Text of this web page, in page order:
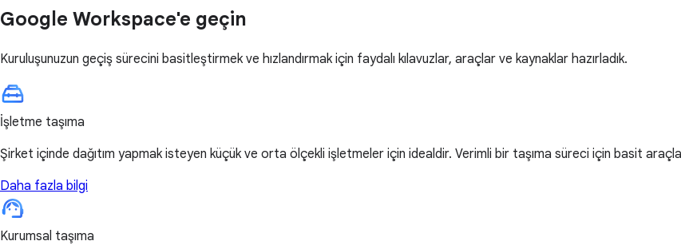
Google Workspace'e geçin
Kuruluşunuzun geçiş sürecini basitleştirmek ve hızlandırmak için faydalı kılavuzlar, araçlar ve kaynaklar hazırladık.
İşletme taşıma
Şirket içinde dağıtım yapmak isteyen küçük ve orta ölçekli işletmeler için idealdir. Verimli bir taşıma süreci için basit
Daha fazla bilgi
Kurumsal taşıma